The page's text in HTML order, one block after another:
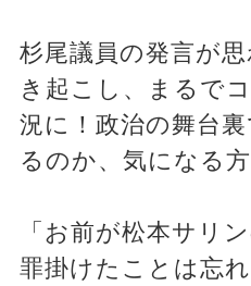
杉尾議員の発言が
き起こし、まるで
況に！政治の舞台
るのか、気になる
「お前が松本サリ
罪掛けたことは忘